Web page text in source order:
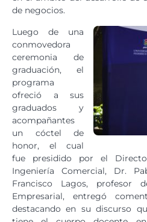
de negocios.
Luego de una
conmovedora
ceremonia de
graduación, el
programa
ofreció a sus
graduados y
acompañantes
un cóctel de
honor, el cual
fue presidido por el
Ingeniería Comercial, Dr.
Francisco Lagos, profesor
Empresarial, entregó
destacando en su discurso